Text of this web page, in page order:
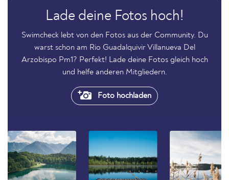
Lade deine Fotos hoch!
Swimcheck lebt von den Fotos aus der Community. Du
warst schon am Rio Guadalquivir Villanueva Del
Arzobispo Pm1? Perfekt! Lade deine Fotos gleich hoch
und helfe anderen Mitgliedern.
Foto hochladen